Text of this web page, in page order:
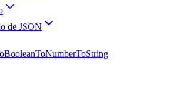
de JSON
ToNumberToString